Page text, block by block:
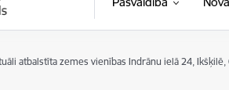
atbalstīta zemes vienības Indrānu ielā 24,